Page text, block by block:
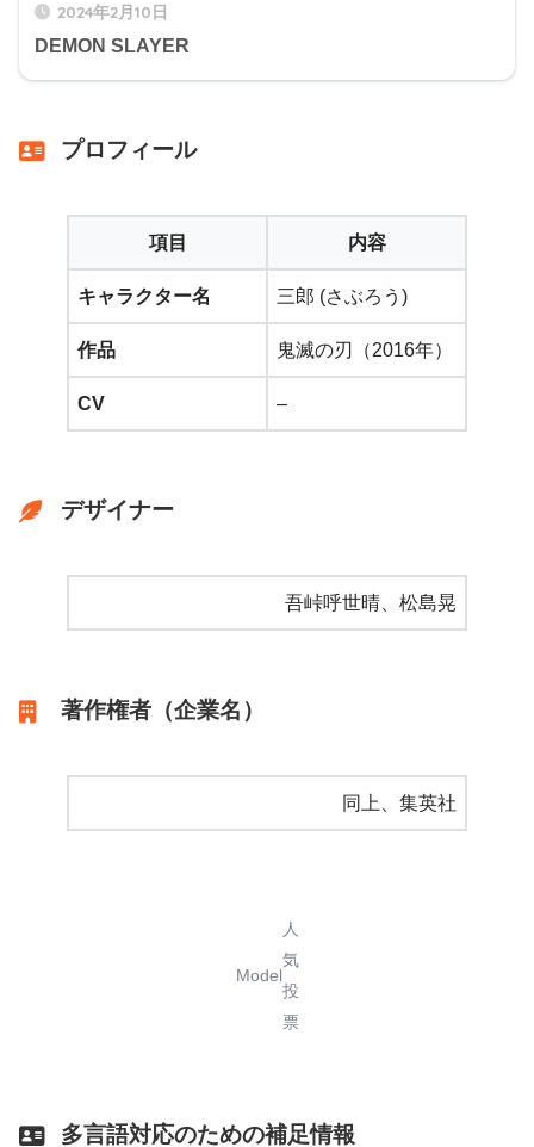
2024年2月10日
DEMON SLAYER
プロフィール
項目 内容
キャラクター名 三郎 (さぶろう)
作品 鬼滅の刃（2016年）
CV –
デザイナー
吾峠呼世晴、松島晃
著作権者（企業名）
同上、集英社
Model
人
気
投
票
多言語対応のための補足情報